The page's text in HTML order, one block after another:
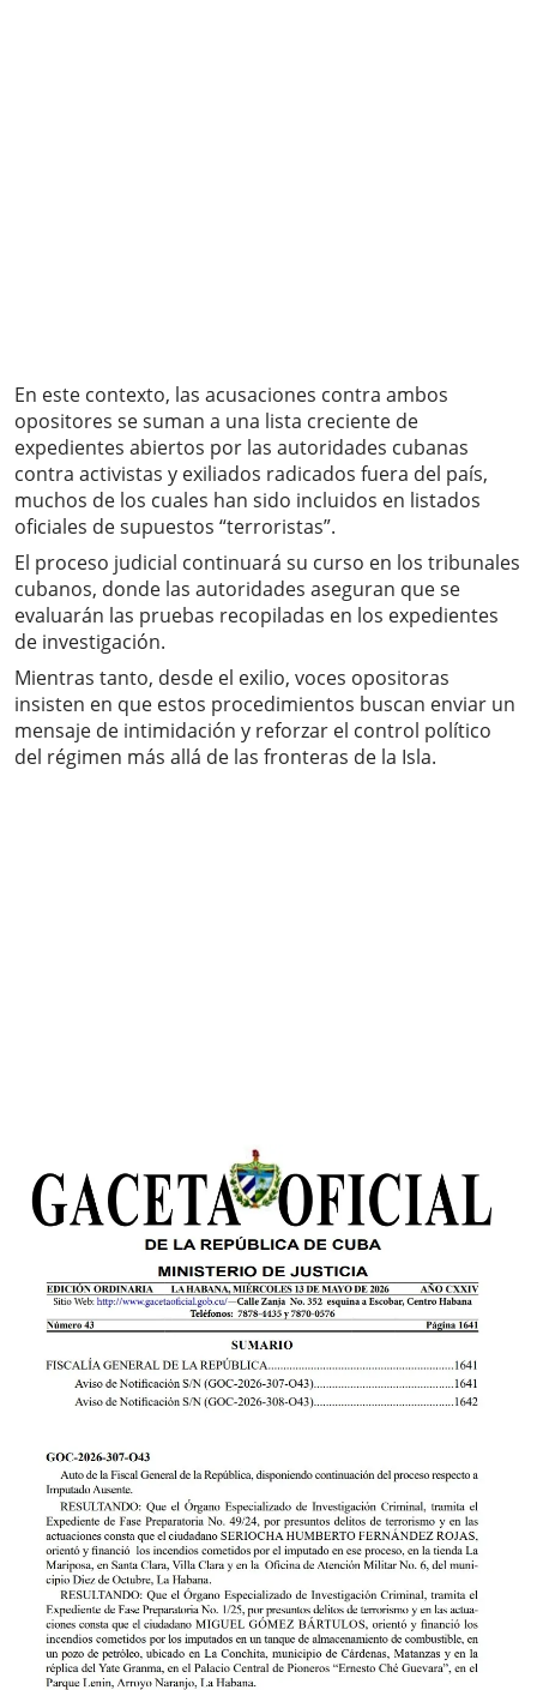
En este contexto, las acusaciones contra ambos
opositores se suman a una lista creciente de
expedientes abiertos por las autoridades cubanas
contra activistas y exiliados radicados fuera del país,
muchos de los cuales han sido incluidos en listados
oficiales de supuestos “terroristas”.
El proceso judicial continuará su curso en los tribunales
cubanos, donde las autoridades aseguran que se
evaluarán las pruebas recopiladas en los expedientes
de investigación.
Mientras tanto, desde el exilio, voces opositoras
insisten en que estos procedimientos buscan enviar un
mensaje de intimidación y reforzar el control político
del régimen más allá de las fronteras de la Isla.